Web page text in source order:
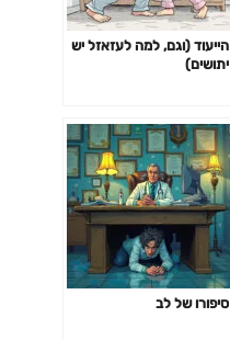
הייעוד (וגם, למה לעזאזל יש
יתושים)
סיפורו של לב